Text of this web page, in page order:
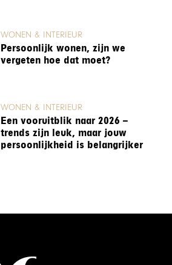
WONEN & INTERIEUR
Persoonlijk wonen, zijn we
vergeten hoe dat moet?
WONEN & INTERIEUR
Een vooruitblik naar 2026 –
trends zijn leuk, maar jouw
persoonlijkheid is belangrijker